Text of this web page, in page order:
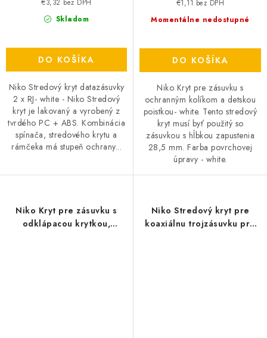
Skladom
€3,32 bez DPH
DO KOŠÍKA
Niko Stredový kryt datazásuvky
2 x RJ- white - Niko Stredový
kryt je lakovaný a vyrobený z
tvrdého PC + ABS. Kombinácia
spínača, stredového krytu a
rámčeka má stupeň ochrany...
Momentálne nedostupné
€1,11 bez DPH
DO KOŠÍKA
Niko Kryt pre zásuvku s
ochranným kolíkom a detskou
poistkou- white. Tento stredový
kryt musí byť použitý so
zásuvkou s hĺbkou zapustenia
28,5 mm. Farba povrchovej
úpravy - white.
Niko Kryt pre zásuvku s
odklápacou krytkou,
Niko Stredový kryt pre
koaxiálnu trojzásuvku pre